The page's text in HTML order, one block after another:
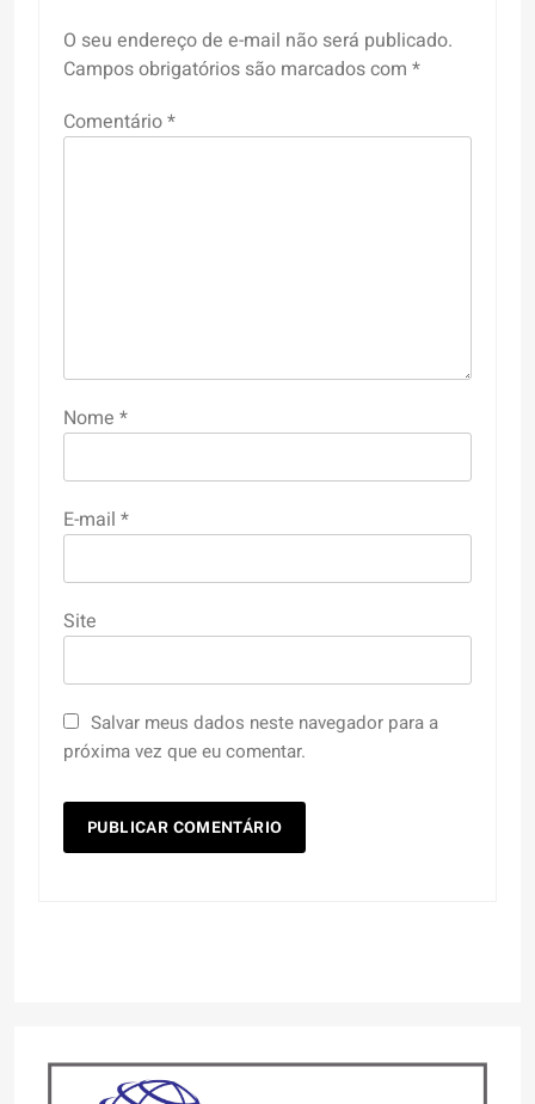
O seu endereço de e-mail não será publicado.
Campos obrigatórios são marcados com *
Comentário*
Nome *
E-mail *
Site
Salvar meus dados neste navegador para a
próxima vez que eu comentar.